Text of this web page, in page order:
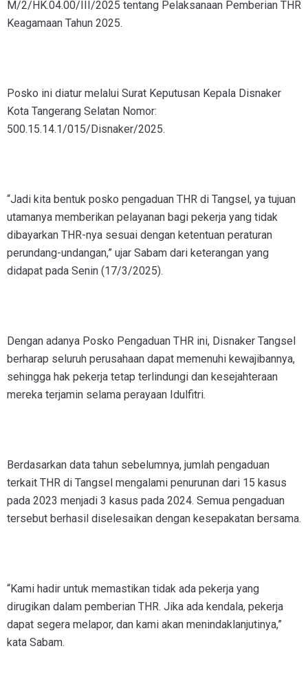
M/2/HK.04.00/III/2025 tentang Pelaksanaan Pemberian THR
Keagamaan Tahun 2025.
Posko ini diatur melalui Surat Keputusan Kepala Disnaker
Kota Tangerang Selatan Nomor:
500.15.14.1/015/Disnaker/2025.
“Jadi kita bentuk posko pengaduan THR di Tangsel, ya tujuan
utamanya memberikan pelayanan bagi pekerja yang tidak
dibayarkan THR-nya sesuai dengan ketentuan peraturan
perundang-undangan,” ujar Sabam dari keterangan yang
didapat pada Senin (17/3/2025).
Dengan adanya Posko Pengaduan THR ini, Disnaker Tangsel
berharap seluruh perusahaan dapat memenuhi kewajibannya,
sehingga hak pekerja tetap terlindungi dan kesejahteraan
mereka terjamin selama perayaan Idulfitri.
Berdasarkan data tahun sebelumnya, jumlah pengaduan
terkait THR di Tangsel mengalami penurunan dari 15 kasus
pada 2023 menjadi 3 kasus pada 2024. Semua pengaduan
tersebut berhasil diselesaikan dengan kesepakatan bersama.
“Kami hadir untuk memastikan tidak ada pekerja yang
dirugikan dalam pemberian THR. Jika ada kendala, pekerja
dapat segera melapor, dan kami akan menindaklanjutinya,”
kata Sabam.